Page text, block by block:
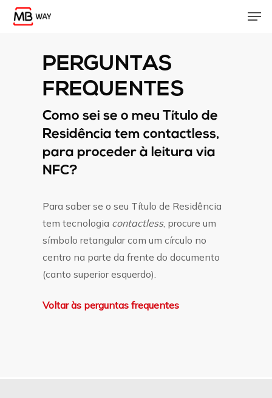
Skip
PERGUNTAS
FREQUENTES
Como sei se o meu Título de
Residência tem contactless,
para proceder à leitura via
NFC?
Para saber se o seu Título de Residência
tem tecnologia contactless, procure um
símbolo retangular com um círculo no
centro na parte da frente do documento
(canto superior esquerdo).
Voltar às perguntas frequentes